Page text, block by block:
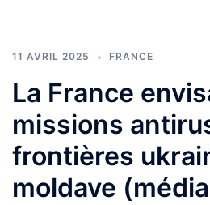
11 AVRIL 2025 FRANCE
La France
missions
frontières
moldave